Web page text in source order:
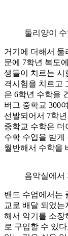
둘리양이
거기에 더해서 둘
문에 7학년 복도
생들이 치르는 시
격시험을 치르고
은 6학년 수학을
버그 중학교 300
선발되어서 7학
중학교 수학은 더
수학 수업을 받게
월반해서 수학을
음악실에서
밴드 수업에서는
교로 배달 되었
해서 악기를 소장
로 구입할 수 있